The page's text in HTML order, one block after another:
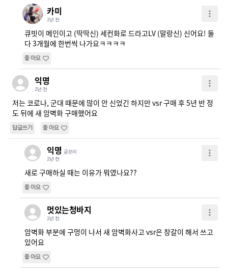
카미
2년 전
큐빗이 메인이고 (딱딱신) 세컨화로 드라고LV (말랑신) 신어요! 둘
다 3개월에 한번씩 나가요ㅋㅋㅋㅋ
좋아요
익명
2년 전
저는 코로나, 군대 때문에 많이 안 신었긴 하지만 vsr 구매 후 5년 반 정
도 뒤에 새 암벽화 구매했어요
답글쓰기 좋아요
익명 글쓴이
2년 전
새로 구매하실 때는 이유가 뭐였나요??
좋아요
멋있는청바지
2년 전
암벽화 부분에 구멍이 나서 새 암벽화사고 vsr은 창갈이 해서 쓰고
있어요
좋아요